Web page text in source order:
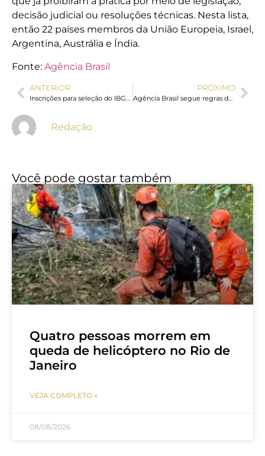
decisão judicial ou resoluções técnicas. Nesta lista,
então 22 países membros da União Europeia, Israel,
Argentina, Austrália e Índia.
Fonte: Agência Brasil
ANTERIOR
Inscrições para seleção do IBGE se encerram nesta quinta-feira às 14h
PRÓXIMO
Agência Brasil segue regras do TSE durante período de defeso eleitoral
Redação
Você pode gostar também
Quatro pessoas morrem em
queda de helicóptero no Rio de
Janeiro
VEJA COMPLETO »
08/08/2026